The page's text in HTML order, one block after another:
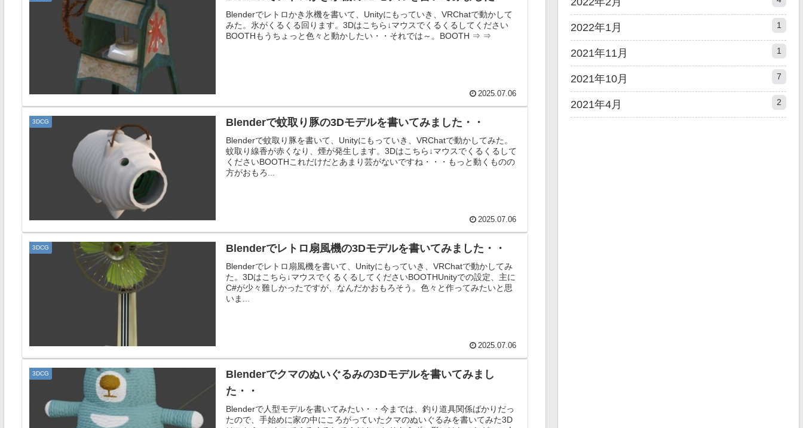
Blenderでレトロかき氷機を書いて、Unityにもっていき、VRChatで動かして
みた。氷がくるくる回ります。3Dはこちら↓マウスでくるくるしてください
BOOTHもうちょっと色々と動かしたい・・それでは～。BOOTH ⇒ ⇒
2025.07.06
3DCG Blenderで蚊取り豚の3Dモデルを書いてみました・・
Blenderで蚊取り豚を書いて、Unityにもっていき、VRChatで動かしてみた。
蚊取り線香が赤くなり、煙が発生します。3Dはこちら↓マウスでくるくるして
くださいBOOTHこれだけだとあまり芸がないですね・・・もっと動くものの
方がおもろ...
2025.07.06
3DCG Blenderでレトロ扇風機の3Dモデルを書いてみました・・
Blenderでレトロ扇風機を書いて、Unityにもっていき、VRChatで動かしてみ
た。3Dはこちら↓マウスでくるくるしてくださいBOOTHUnityでの設定、主に
C#が少々難しかったですが、なんだかおもろそう。色々と作ってみたいと思
いま...
2025.07.06
3DCG
Blenderでクマのぬいぐるみの3Dモデルを書いてみまし
た・・
Blenderで人型モデルを書いてみたい・・今までは、釣り道具関係ばかりだっ
たので、手始めに家の中にころがっていたクマのぬいぐるみを書いてみた3D
2022年1月 1
2021年11月 1
2021年10月 7
2021年4月 2